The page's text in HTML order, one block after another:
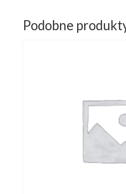
Podobne